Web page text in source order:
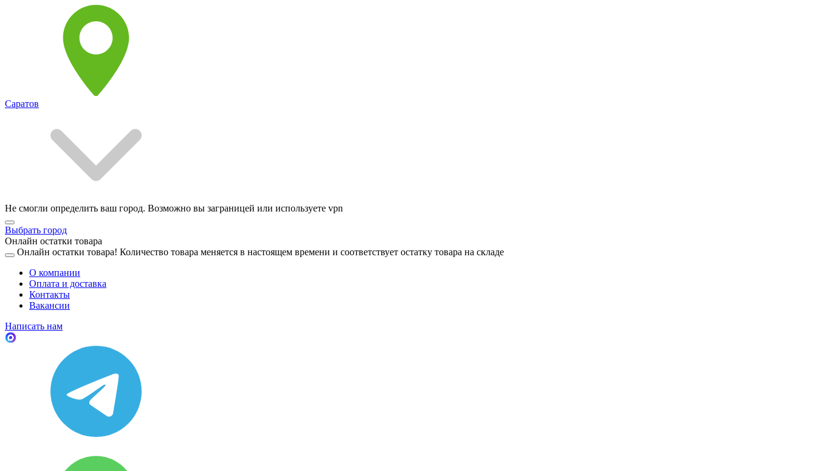
Саратов
Не смогли определить ваш город. Возможно вы заграницей или используете vpn
Выбрать город
Онлайн остатки товара
Онлайн остатки товара! Количество товара меняется в настоящем времени и соответствует остатку товара на складе
О компании
Оплата и доставка
Контакты
Вакансии
Написать нам